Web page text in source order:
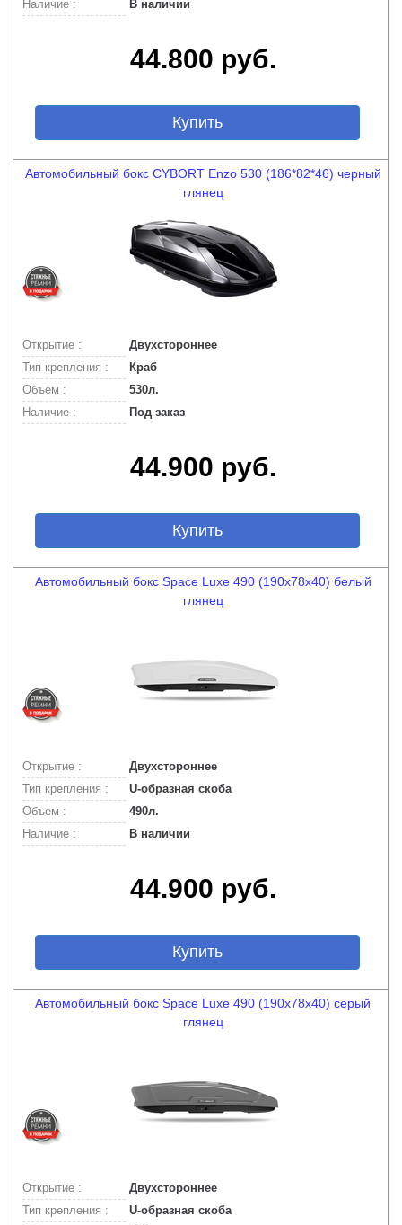
Наличие : В наличии
44.800 руб.
Купить
Автомобильный бокс CYBORT Enzo 530 (186*82*46) черный
глянец
Открытие :
Двухстороннее
Тип крепления :
Краб
Объем :
530л.
Наличие :
Под заказ
44.900 руб.
Купить
Автомобильный бокс Space Luxe 490 (190х78х40) белый
глянец
Открытие :
Двухстороннее
Тип крепления :
U-образная скоба
Объем :
490л.
Наличие :
В наличии
44.900 руб.
Купить
Автомобильный бокс Space Luxe 490 (190х78х40) серый
глянец
Открытие :
Двухстороннее
Тип крепления :
U-образная скоба